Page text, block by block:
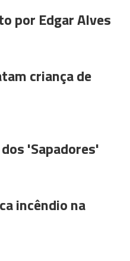
por Edgar Alves
criança de
'Sapadores'
incêndio na